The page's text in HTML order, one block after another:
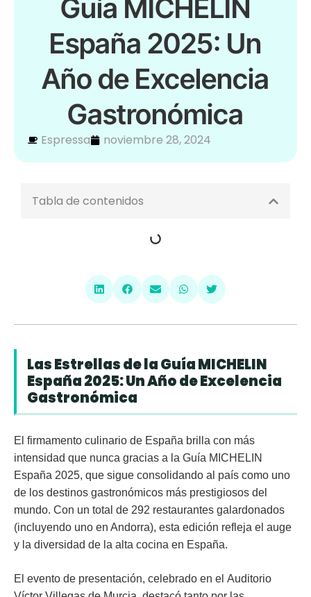
Guía MICHELIN
España 2025: Un
Año de Excelencia
Gastronómica
Espressa noviembre 28, 2024
Tabla de contenidos
Las Estrellas de la Guía MICHELIN
España 2025: Un Año de Excelencia
Gastronómica
El firmamento culinario de España brilla con más
intensidad que nunca gracias a la Guía MICHELIN
España 2025, que sigue consolidando al país como uno
de los destinos gastronómicos más prestigiosos del
mundo. Con un total de 292 restaurantes galardonados
(incluyendo uno en Andorra), esta edición refleja el auge
y la diversidad de la alta cocina en España.
El evento de presentación, celebrado en el Auditorio